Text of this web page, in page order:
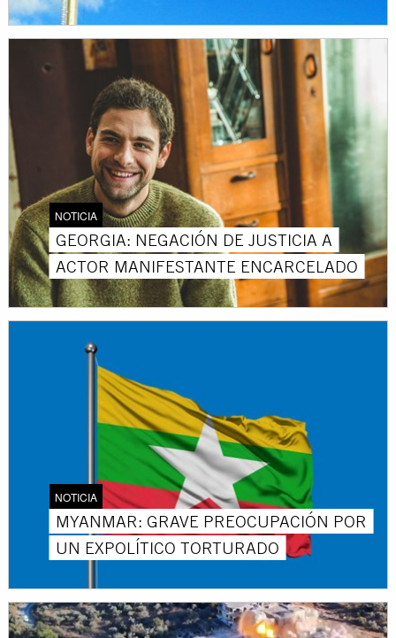
NOTICIA
GEORGIA: NEGACIÓN DE JUSTICIA A
ACTOR MANIFESTANTE ENCARCELADO
NOTICIA
MYANMAR: GRAVE PREOCUPACIÓN POR
UN EXPOLÍTICO TORTURADO